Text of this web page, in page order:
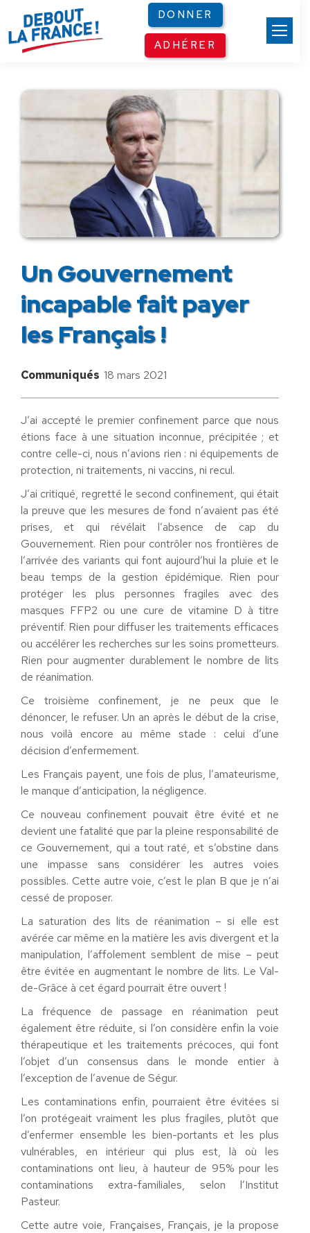
DONNER
ADHÉRER
Un Gouvernement
incapable fait payer
les Français !
Communiqués 18 mars 2021
J’ai accepté le premier confinement parce que nous
étions face à une situation inconnue, précipitée ; et
contre celle-ci, nous n’avions rien : ni équipements de
protection, ni traitements, ni vaccins, ni recul.
J’ai critiqué, regretté le second confinement, qui était
la preuve que les mesures de fond n’avaient pas été
prises, et qui révélait l’absence de cap du
Gouvernement. Rien pour contrôler nos frontières de
l’arrivée des variants qui font aujourd’hui la pluie et le
beau temps de la gestion épidémique. Rien pour
protéger les plus personnes fragiles avec des
masques FFP2 ou une cure de vitamine D à titre
préventif. Rien pour diffuser les traitements efficaces
ou accélérer les recherches sur les soins prometteurs.
Rien pour augmenter durablement le nombre de lits
de réanimation.
Ce troisième confinement, je ne peux que le
dénoncer, le refuser. Un an après le début de la crise,
nous voilà encore au même stade : celui d’une
décision d’enfermement.
Les Français payent, une fois de plus, l’amateurisme,
le manque d’anticipation, la négligence.
Ce nouveau confinement pouvait être évité et ne
devient une fatalité que par la pleine responsabilité de
ce Gouvernement, qui a tout raté, et s’obstine dans
une impasse sans considérer les autres voies
possibles. Cette autre voie, c’est le plan B que je n’ai
cessé de proposer.
La saturation des lits de réanimation – si elle est
avérée car même en la matière les avis divergent et la
manipulation, l’affolement semblent de mise – peut
être évitée en augmentant le nombre de lits. Le Val-
de-Grâce à cet égard pourrait être ouvert !
La fréquence de passage en réanimation peut
également être réduite, si l’on considère enfin la voie
thérapeutique et les traitements précoces, qui font
l’objet d’un consensus dans le monde entier à
l’exception de l’avenue de Ségur.
Les contaminations enfin, pourraient être évitées si
l’on protégeait vraiment les plus fragiles, plutôt que
d’enfermer ensemble les bien-portants et les plus
vulnérables, en intérieur qui plus est, là où les
contaminations ont lieu, à hauteur de 95% pour les
contaminations extra-familiales, selon l’Institut
Pasteur.
Cette autre voie, Françaises, Français, je la propose
Panneau de gestion des cookies